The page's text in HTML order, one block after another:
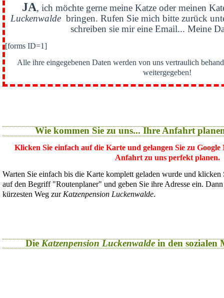
JA, ich möchte gerne meine Katze oder meinen
Luckenwaldebringen. Rufen Sie mich bitte zurück
schreiben sie mir eine Email... Meine
[forms ID=1]
Alle ihre eingegebenen Daten werden von uns vertraulich
weitergegeben!
Wie kommen Sie zu uns... Ihre Anfahrt
Klicken Sie einfach auf die Karte und gelangen Sie zu
Anfahrt zu uns perfekt planen.
Warten Sie einfach bis die Karte komplett geladen wurde und
auf den Begriff "Routenplaner" und geben Sie ihre Adresse ein.
kürzesten Weg zur Katzenpension Luckenwalde.
Die Katzenpension Luckenwaldein den sozialen